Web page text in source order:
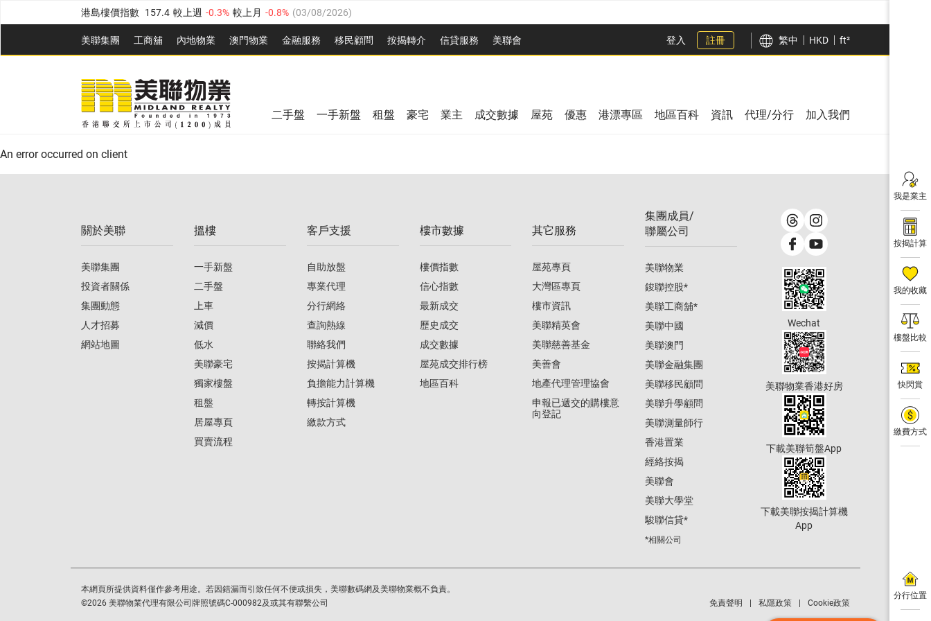
港島樓價指數 157.4 較上週 -0.3% 較上月 -0.8% (03/08/2026)
九龍樓價指數 156.4 較上週 -0.1% 較上月 0.3% (03/08/2026)
新界樓價指數 134.8 較上週 0.1% 較上月 0.9% (03/08/2026)
美聯信心指數 77.1 較上週 0.7% 較上月
美聯集團 工商舖 內地物業 澳門物業 金融服務 移民顧問 按揭轉介 信貸服務 美聯會
全港樓價指數 149.1 較上週 0% 較上月
美聯信心指數 較上週 0.7% 03/08/2026)
登入 註冊 繁中 HKD ft²
我是業主
按揭計算
我的收藏
樓盤比較
快閃賞
繳費方式
分行位置
二手盤 一手新盤 租盤 豪宅 業主 成交數據 屋苑 優惠 港漂專區 地區百科 資訊 代理/分行 加入我們
An error occurred on client
關於美聯
美聯集團
投資者關係
集團動態
人才招募
網站地圖
搵樓
一手新盤
二手盤
上車
減價
低水
美聯豪宅
獨家樓盤
租盤
居屋專頁
買賣流程
客戶支援
自助放盤
專業代理
分行網絡
查詢熱線
聯絡我們
按揭計算機
負擔能力計算機
轉按計算機
繳款方式
樓市數據
樓價指數
信心指數
最新成交
歷史成交
成交數據
屋苑成交排行榜
地區百科
其它服務
屋苑專頁
大灣區專頁
樓市資訊
美聯精英會
美聯慈善基金
美善會
地產代理管理協會
申報已遞交的購樓意
向登記
集團成員/
聯屬公司
美聯物業
鋑聯控股*
美聯工商舖*
美聯中國
美聯澳門
美聯金融集團
美聯移民顧問
美聯升學顧問
美聯測量師行
香港置業
經絡按揭
美聯會
美聯大學堂
駿聯信貸*
*相關公司
Wechat
美聯物業香港好房
下載美聯筍盤App
下載美聯按揭計算機
App
本網頁所提供資料僅作參考用途。若因錯漏而引致任何不便或損失，美聯數碼網及美聯物業概不負責。
©2026 美聯物業代理有限公司牌照號碼C-000982及或其有聯繫公司 免責聲明 私隱政策 Cookie政策